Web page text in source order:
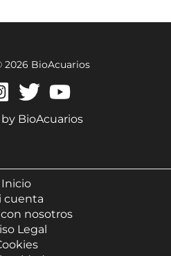
BioAcuarios
BioAcuarios
Inicio
cuenta
con nosotros
Legal